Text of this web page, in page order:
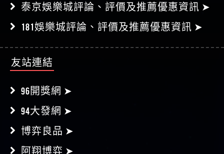
泰京娛樂城評論、評價及推薦優惠資訊 ➤
181娛樂城評論、評價及推薦優惠資訊 ➤
友站連結
96開獎網 ➤
94大發網 ➤
博弈良品 ➤
阿翔博弈 ➤